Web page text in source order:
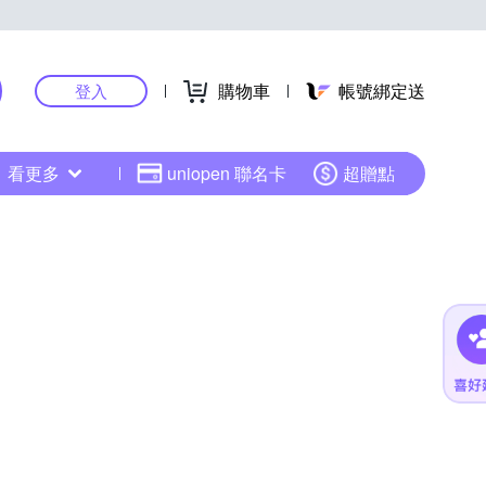
登入 購物車 帳號綁定送
看更多 uniopen 聯名卡 超贈點